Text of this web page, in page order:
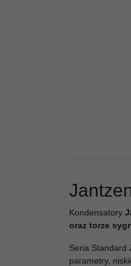
Kondensatory
oraz torze
Seria Standard
parametry,